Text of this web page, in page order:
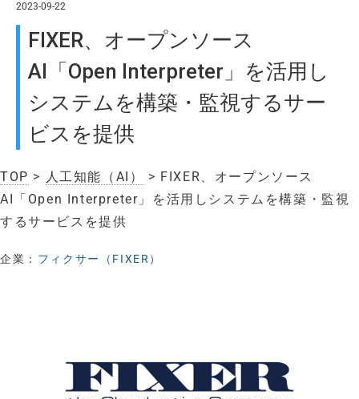
2023-09-22
FIXER、オープンソース
AI「Open Interpreter」を活用し
システムを構築・監視するサー
ビスを提供
TOP > 人工知能（AI）
> FIXER、オープンソース
AI「Open Interpreter」を活用しシステムを構築・監視
するサービスを提供
企業： フィクサー（FIXER）